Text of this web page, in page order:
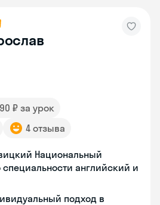
₽ за урок
4 отзыва
Национальный
специальности английский и
подход в